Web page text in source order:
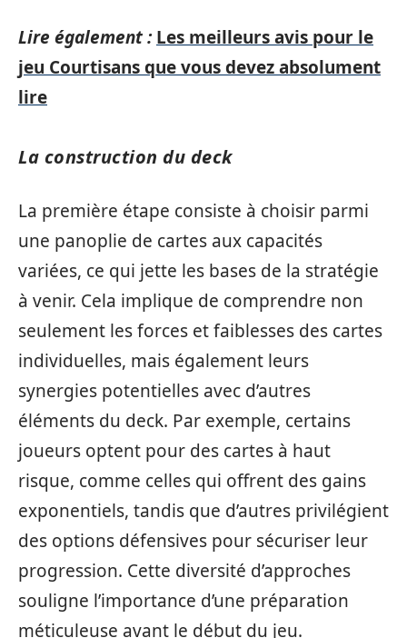
Lire également : Les meilleurs avis pour le
jeu Courtisans que vous devez absolument
lire
La construction du deck
La première étape consiste à choisir parmi
une panoplie de cartes aux capacités
variées, ce qui jette les bases de la stratégie
à venir. Cela implique de comprendre non
seulement les forces et faiblesses des cartes
individuelles, mais également leurs
synergies potentielles avec d’autres
éléments du deck. Par exemple, certains
joueurs optent pour des cartes à haut
risque, comme celles qui offrent des gains
exponentiels, tandis que d’autres privilégient
des options défensives pour sécuriser leur
progression. Cette diversité d’approches
souligne l’importance d’une préparation
méticuleuse avant le début du jeu.